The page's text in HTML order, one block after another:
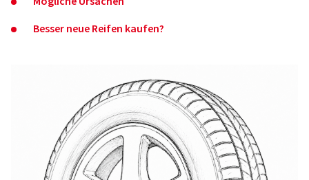
Besser neue Reifen kaufen?